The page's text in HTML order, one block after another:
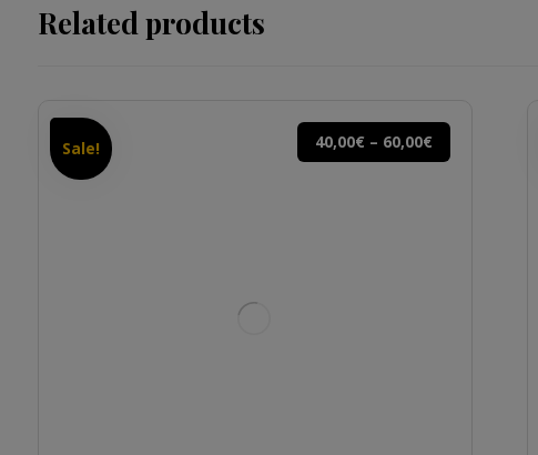
Related products
Sale! 40,00€ – 60,00€